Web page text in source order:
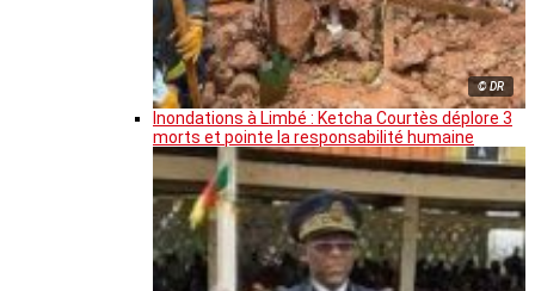
© DR
Inondations à Limbé : Ketcha Courtès déplore 3
morts et pointe la responsabilité humaine